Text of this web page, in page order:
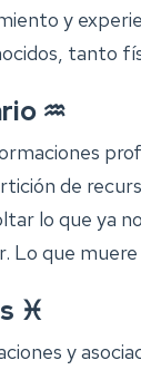
y
tanto
♒
de
lo que ya
Lo que
♓
y